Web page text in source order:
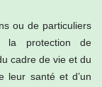
ou de particuliers
protection de
cadre de vie et du
leur santé et d’un